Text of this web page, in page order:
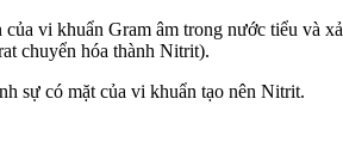
vi khuẩn Gram âm trong nước tiểu và
chuyển hóa thành Nitrit).
sự có mặt của vi khuẩn tạo nên Nitrit.